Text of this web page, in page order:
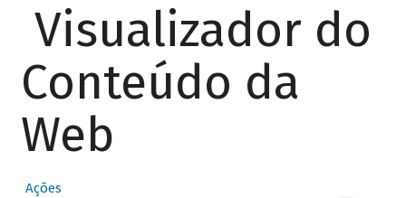
Visualizador do
Conteúdo da
Web
Ações